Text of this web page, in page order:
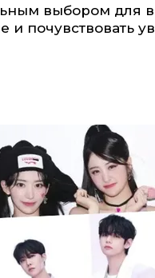
выбором для
и почувствовать